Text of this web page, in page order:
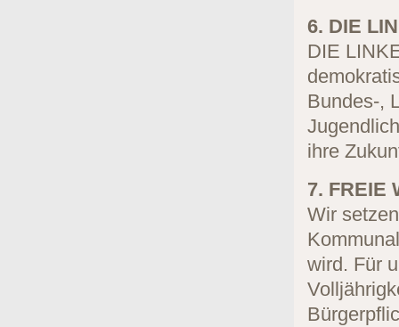
6. DIE
DIE
Bundes-,
ihre
7. FREIE
Wir
wird. Für